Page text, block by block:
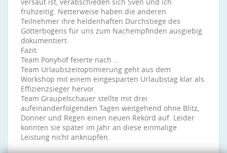
frühzeitig. Netterweise haben die anderen
Teilnehmer ihre heldenhaften Durchstiege des
Götterbogens für uns zum Nachempfinden ausgiebig
dokumentiert.
Fazit:
Team Ponyhof feierte nach …
Team Urlaubszeitoptimierung geht aus dem
Workshop mit einem eingesparten Urlaubstag klar als
Effizienzsieger hervor.
Team Graupelschauer stellte mit drei
aufeinanderfolgenden Tagen weitgehend ohne Blitz,
Donner und Regen einen neuen Rekord auf. Leider
konnten sie später im Jahr an diese einmalige
Leistung nicht anknüpfen.